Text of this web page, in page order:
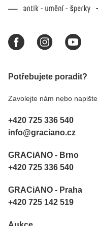
Potřebujete poradit?
Zavolejte nám nebo napište.
+420 725 336 540
info@graciano.cz
GRACiANO - Brno
+420 725 336 540
GRACiANO - Praha
+420 725 142 519